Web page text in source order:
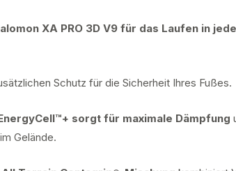
XA PRO 3D V9 für das Laufen in
Schutz für die Sicherheit Ihres Fußes.
sorgt für maximale Dämpfung
Gelände.